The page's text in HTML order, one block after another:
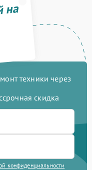
на
техники через
скидка
конфиденциальности